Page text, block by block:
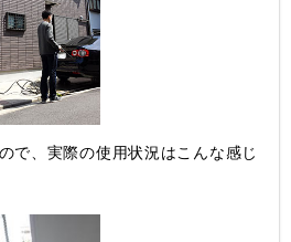
で、実際の使用状況はこんな感じ